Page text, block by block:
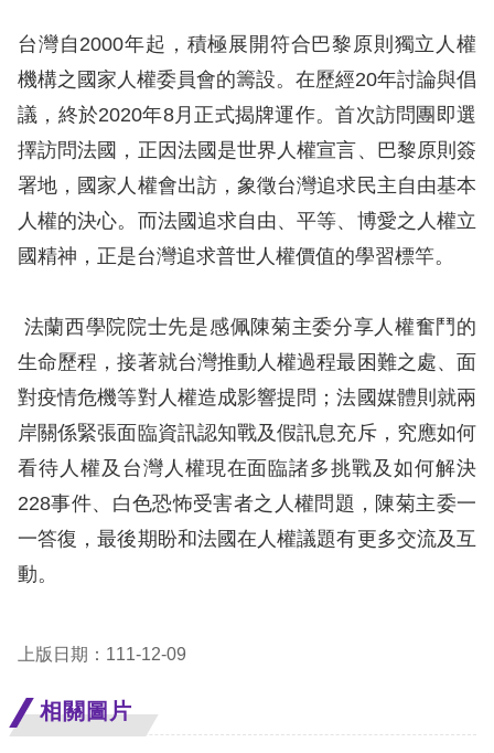
庫
無
障
快
捷
鍵
選
擇
語
兒少版
首
網
台灣自2000年起，積極展開符合巴黎原則獨立人權
機構之國家人權委員會的籌設。在歷經20年討論與倡
議，終於2020年8月正式揭牌運作。首次訪問團即選
擇訪問法國，正因法國是世界人權宣言、巴黎原則簽
署地，國家人權會出訪，象徵台灣追求民主自由基本
人權的決心。而法國追求自由、平等、博愛之人權立
國精神，正是台灣追求普世人權價值的學習標竿。
法蘭西學院院士先是感佩陳菊主委分享人權奮鬥的
生命歷程，接著就台灣推動人權過程最困難之處、面
對疫情危機等對人權造成影響提問；法國媒體則就兩
岸關係緊張面臨資訊認知戰及假訊息充斥，究應如何
看待人權及台灣人權現在面臨諸多挑戰及如何解決
228事件、白色恐怖受害者之人權問題，陳菊主委一
一答復，最後期盼和法國在人權議題有更多交流及互
動。
上版日期：111-12-09
相關圖片